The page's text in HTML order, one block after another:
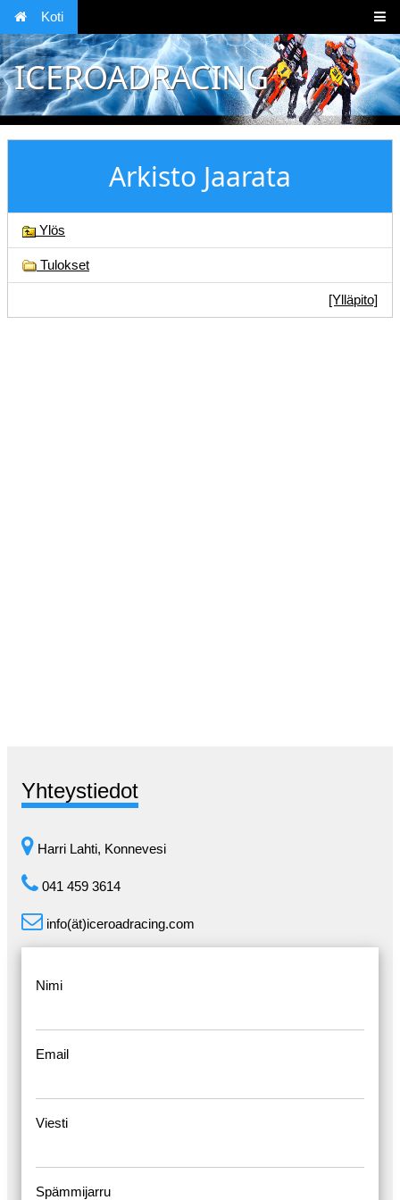
Koti
ICEROADRACING
Arkisto Jaarata
Ylös
Tulokset
[Ylläpito]
Yhteystiedot
Harri Lahti, Konnevesi
041 459 3614
info(ät)iceroadracing.com
Nimi
Email
Viesti
Spämmijarru